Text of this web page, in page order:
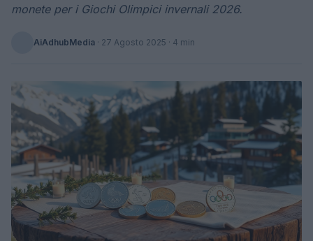
monete per i Giochi Olimpici invernali 2026.
AiAdhubMedia · 27 Agosto 2025 · 4 min